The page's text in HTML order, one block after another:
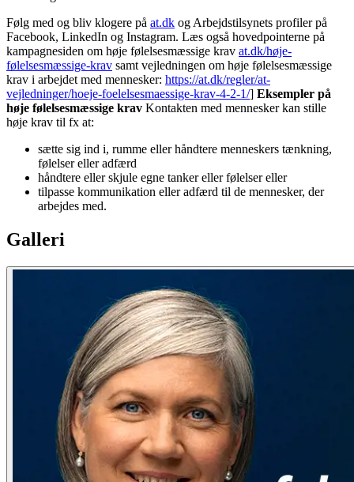
Følg med og bliv klogere på at.dk og Arbejdstilsynets profiler på
Facebook, LinkedIn og Instagram. Læs også hovedpointerne på
kampagnesiden om høje følelsesmæssige krav at.dk/høje-
følelsesmæssige-krav samt vejledningen om høje følelsesmæssige
krav i arbejdet med mennesker: https://at.dk/regler/at-
vejledninger/hoeje-foelelsesmaessige-krav-4-2-1/] Eksempler på
høje følelsesmæssige krav Kontakten med mennesker kan stille
høje krav til fx at:
sætte sig ind i, rumme eller håndtere menneskers tænkning,
følelser eller adfærd
håndtere eller skjule egne tanker eller følelser eller
tilpasse kommunikation eller adfærd til de mennesker, der
arbejdes med.
Galleri